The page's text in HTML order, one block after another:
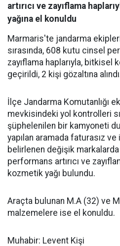
artırıcı ve zayıflama
yağına el konuldu
Marmaris'te jandarma
sırasında, 608 kutu cinsel
zayıflama haplarıyla, bitkisel
geçirildi, 2 kişi gözaltına
İlçe Jandarma Komutanlığı
mevkisindeki yol kontrolleri
şüphelenilen bir kamyoneti
yapılan aramada faturasız
belirlenen değişik
performans artırıcı ve
kozmetik yağı bulundu.
Araçta bulunan M.A (32) ve
malzemelere ise el konuldu.
Muhabir: Levent Kişi